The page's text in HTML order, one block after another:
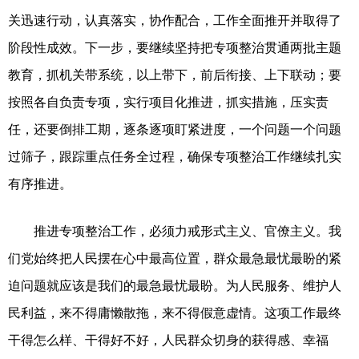
关迅速行动，认真落实，协作配合，工作全面推开并取得了
阶段性成效。下一步，要继续坚持把专项整治贯通两批主题
教育，抓机关带系统，以上带下，前后衔接、上下联动；要
按照各自负责专项，实行项目化推进，抓实措施，压实责
任，还要倒排工期，逐条逐项盯紧进度，一个问题一个问题
过筛子，跟踪重点任务全过程，确保专项整治工作继续扎实
有序推进。
推进专项整治工作，必须力戒形式主义、官僚主义。我
们党始终把人民摆在心中最高位置，群众最急最忧最盼的紧
迫问题就应该是我们的最急最忧最盼。为人民服务、维护人
民利益，来不得庸懒散拖，来不得假意虚情。这项工作最终
干得怎么样、干得好不好，人民群众切身的获得感、幸福